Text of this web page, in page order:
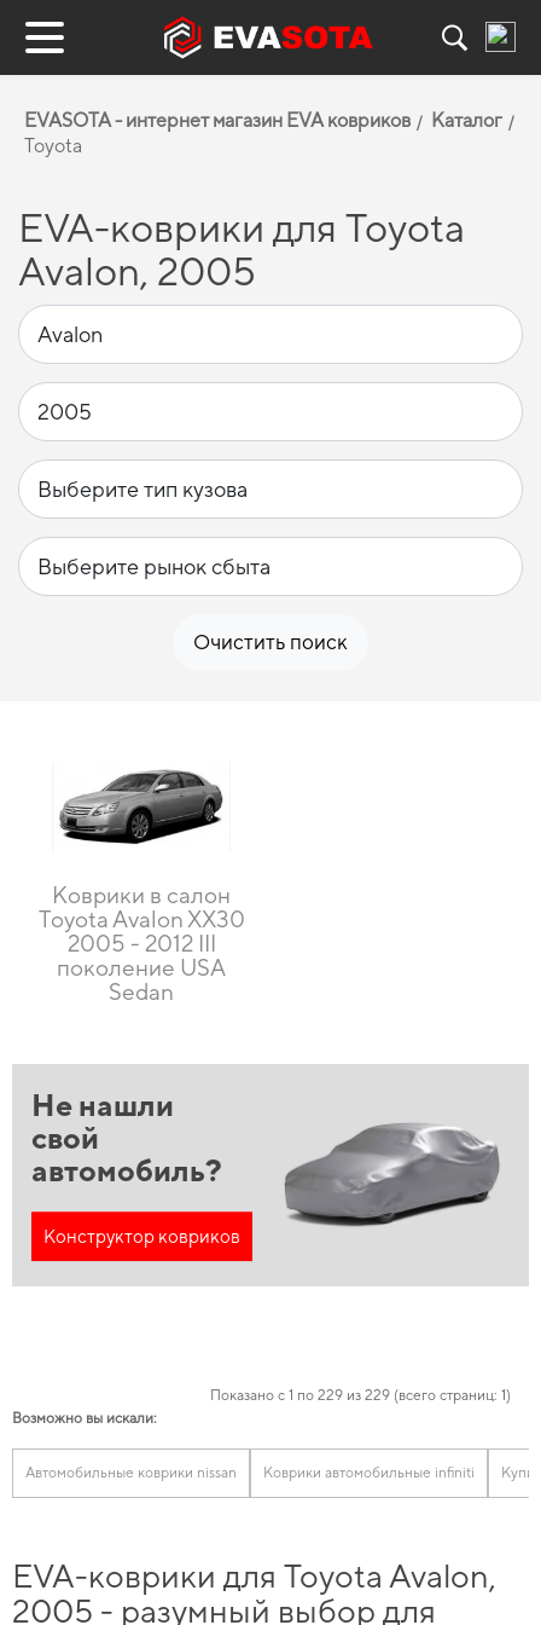
EVASOTA - интернет магазин EVA ковриков
Каталог
Toyota
EVA-коврики для Toyota
Avalon, 2005
Очистить поиск
Коврики в салон
Toyota Avalon XX30
2005 - 2012 III
поколение USA
Sedan
Не нашли
свой
автомобиль?
Конструктор ковриков
Показано с 1 по 229 из 229 (всего страниц: 1)
Возможно вы искали:
Автомобильные коврики nissan Коврики автомобильные infiniti
EVA-коврики для Toyota Avalon,
2005 - разумный выбор для